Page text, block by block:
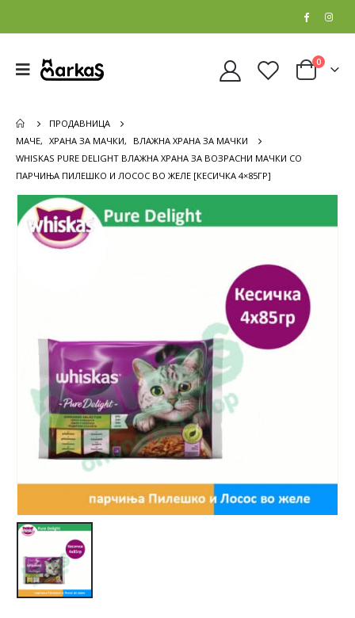
0
ПРОДАВНИЦА
МАЧЕ, ХРАНА ЗА МАЧКИ,
ВЛАЖНА ХРАНА ЗА МАЧКИ
WHISKAS PURE DELIGHT ВЛАЖНА ХРАНА ЗА ВОЗРАСНИ МАЧКИ СО
ПАРЧИЊА ПИЛЕШКО И ЛОСОС ВО ЖЕЛЕ [КЕСИЧКА 4×85ГР]